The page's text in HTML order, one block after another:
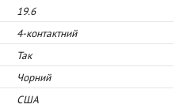
19.6
4-контактний
Так
Чорний
США